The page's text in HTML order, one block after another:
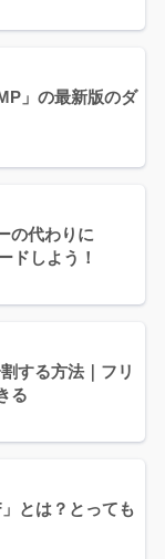
」の最新版のダ
の代わりに
ドしよう！
する方法｜フリ
る
とは？とっても